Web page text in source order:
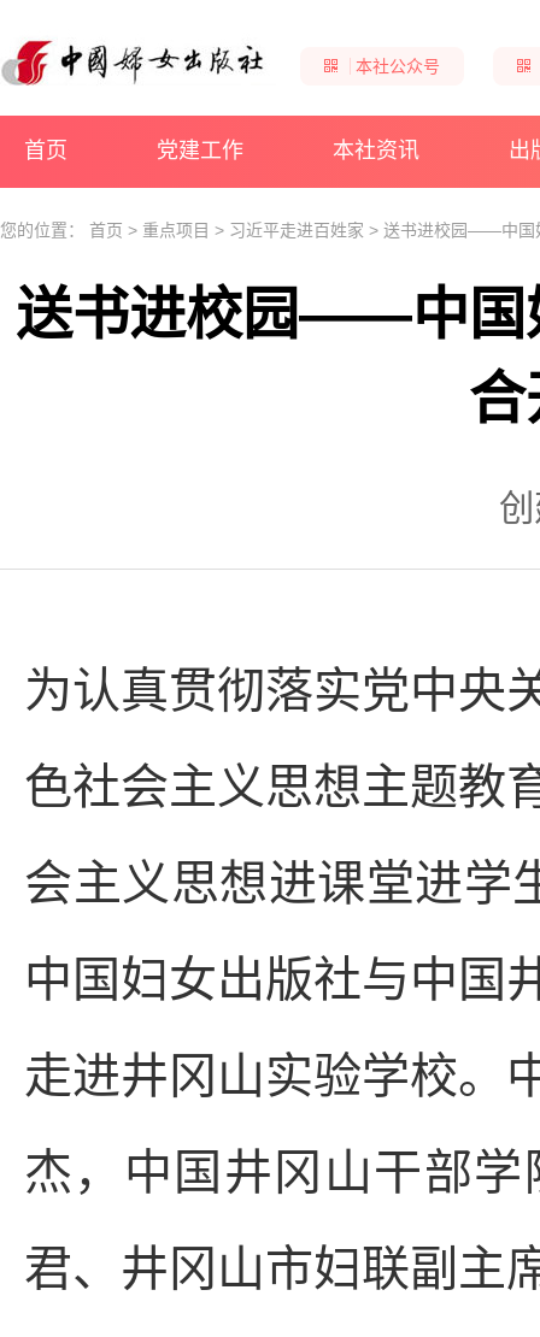
本社公众号
首页 党建工作 本社资讯 出
您的位置： 首页 > 重点项目 > 习近平走进百姓家 > 送书进校园——中国
送书进校园——中国
合
为认真贯彻落实党中央
色社会主义思想主题教
会主义思想进课堂进学
中国妇女出版社与中
走进井冈山实验学校。
杰，中国井冈山干部
君、井冈山市妇联副主